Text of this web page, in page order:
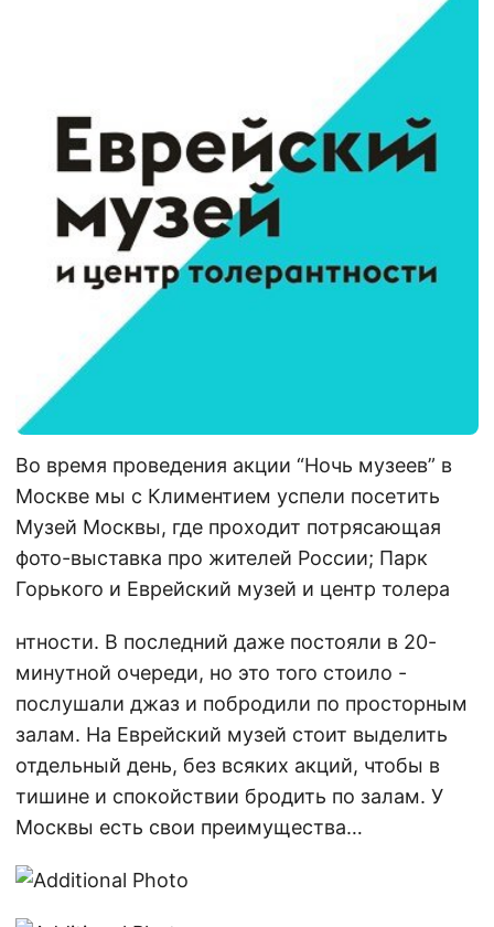
Во время проведения акции “Ночь музеев” в
Москве мы с Климентием успели посетить
Музей Москвы, где проходит потрясающая
фото-выставка про жителей России; Парк
Горького и Еврейский музей и центр толера
нтности. В последний даже постояли в 20-
минутной очереди, но это того стоило -
послушали джаз и побродили по просторным
залам. На Еврейский музей стоит выделить
отдельный день, без всяких акций, чтобы в
тишине и спокойствии бродить по залам. У
Москвы есть свои преимущества…